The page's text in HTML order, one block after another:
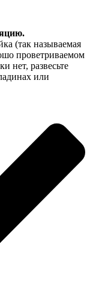
(так называемая
проветриваемом
нет, развесьте
или